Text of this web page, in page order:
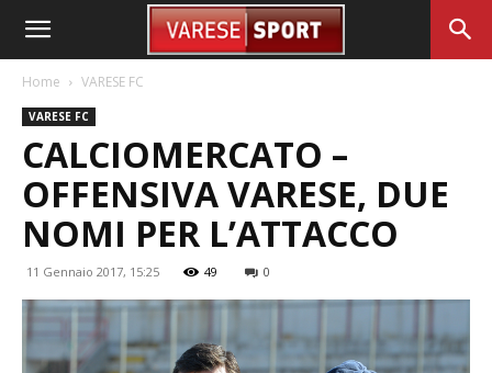
Home VARESE FC
VARESE FC
CALCIOMERCATO –
OFFENSIVA VARESE, DUE
NOMI PER L’ATTACCO
11 Gennaio 2017, 15:25 49 0